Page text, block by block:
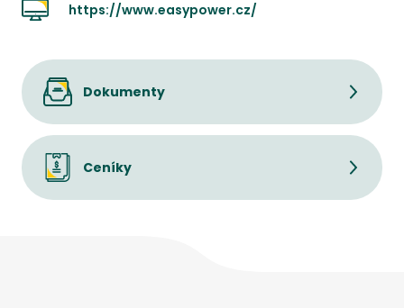
https://www.easypower.cz/
Dokumenty
Ceníky